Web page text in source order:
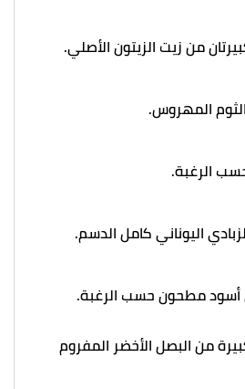
من زيت الزيتون الأصلي.
المهروس.
الرغبة.
اليوناني كامل الدسم.
مطحون حسب الرغبة.
من البصل الأخضر المفروم